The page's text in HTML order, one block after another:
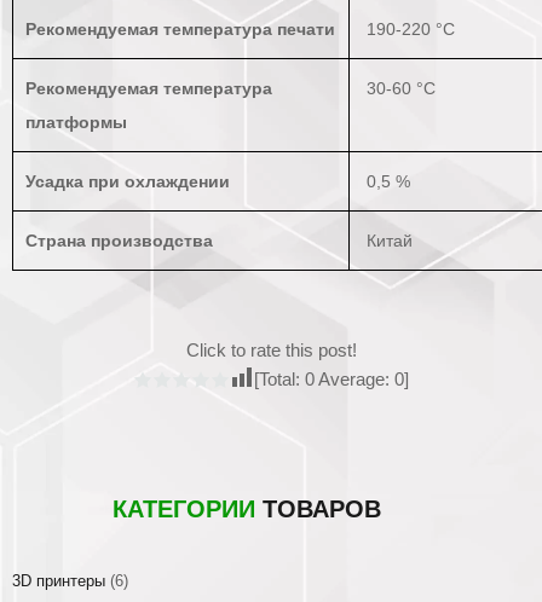
Рекомендуемая температура печати 190-220 °С
Рекомендуемая температура
платформы
30-60 °C
Усадка при охлаждении 0,5 %
Страна производства Китай
Click to rate this post!
[Total: 0Average: 0]
КАТЕГОРИИ ТОВАРОВ
3D принтеры (6)